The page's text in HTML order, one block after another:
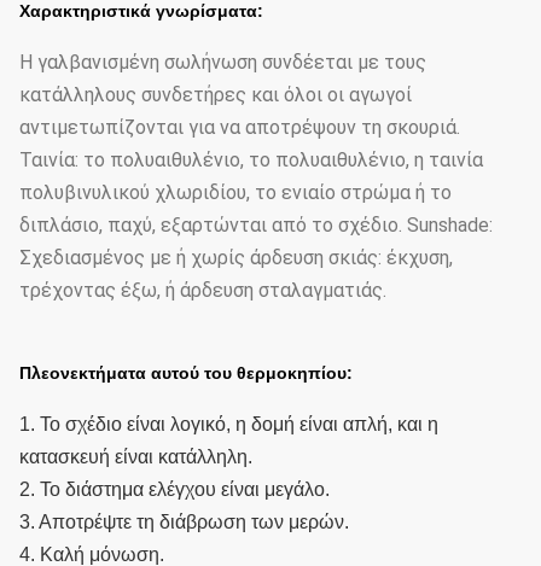
Χαρακτηριστικά γνωρίσματα:
Η γαλβανισμένη σωλήνωση συνδέεται με τους
κατάλληλους συνδετήρες και όλοι οι αγωγοί
αντιμετωπίζονται για να αποτρέψουν τη σκουριά.
Ταινία: το πολυαιθυλένιο, το πολυαιθυλένιο, η ταινία
πολυβινυλικού χλωριδίου, το ενιαίο στρώμα ή το
διπλάσιο, παχύ, εξαρτώνται από το σχέδιο. Sunshade:
Σχεδιασμένος με ή χωρίς άρδευση σκιάς: έκχυση,
τρέχοντας έξω, ή άρδευση σταλαγματιάς.
Πλεονεκτήματα αυτού του θερμοκηπίου:
1. Το σχέδιο είναι λογικό, η δομή είναι απλή, και η
κατασκευή είναι κατάλληλη.
2. Το διάστημα ελέγχου είναι μεγάλο.
3. Αποτρέψτε τη διάβρωση των μερών.
4. Καλή μόνωση.